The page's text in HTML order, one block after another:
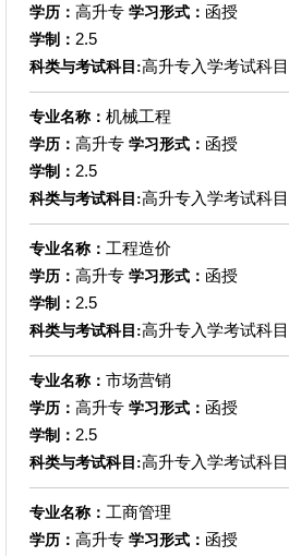
学历： 高升专 学习形式： 函授
学制： 2.5
科类与考试科目:高升专入学考试科
专业名称： 机械工程
学历： 高升专 学习形式： 函授
学制： 2.5
科类与考试科目:高升专入学考试科
专业名称： 工程造价
学历： 高升专 学习形式： 函授
学制： 2.5
科类与考试科目:高升专入学考试科
专业名称： 市场营销
学历： 高升专 学习形式： 函授
学制： 2.5
科类与考试科目:高升专入学考试科
专业名称： 工商管理
学历： 高升专 学习形式： 函授